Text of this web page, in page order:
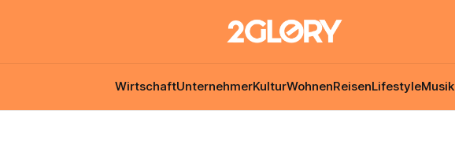
WirtschaftUnternehmerKulturWohnenReisenLifestyleMusik